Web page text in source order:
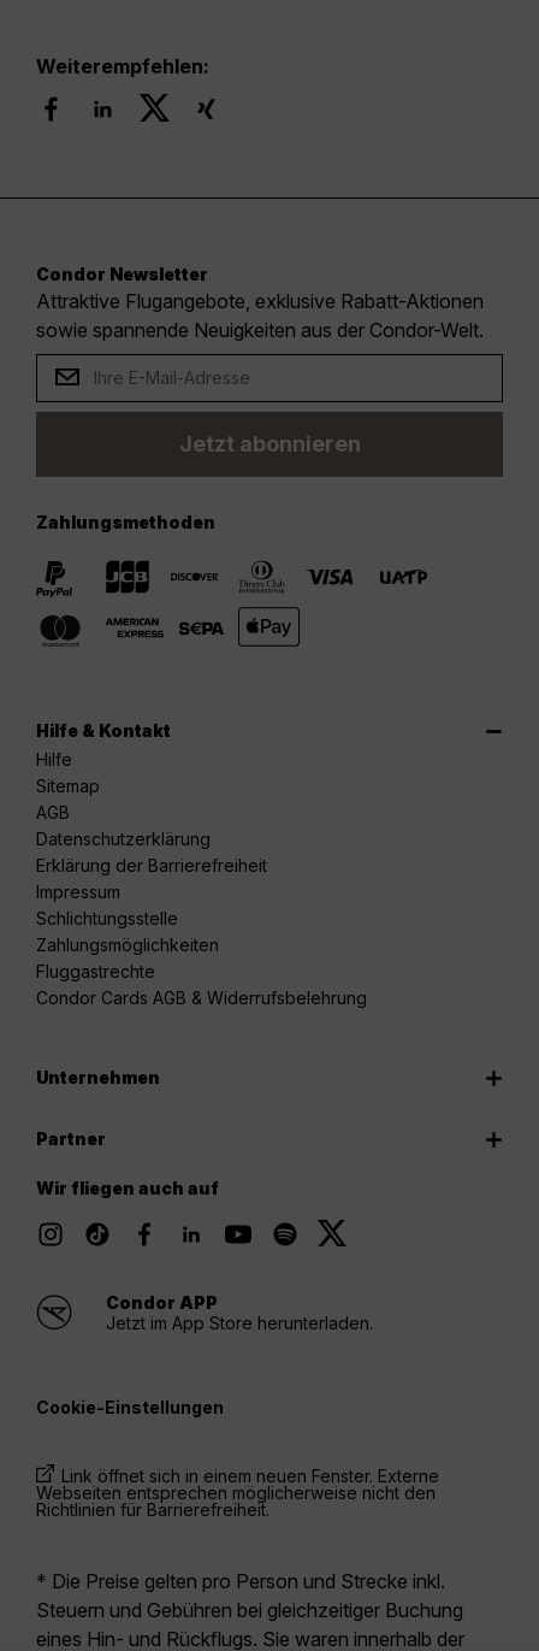
Weiterempfehlen:
Condor Newsletter
Attraktive Flugangebote, exklusive Rabatt-Aktionen
sowie spannende Neuigkeiten aus der Condor-Welt.
Jetzt abonnieren
Zahlungsmethoden
Hilfe & Kontakt
Hilfe
Sitemap
AGB
Datenschutzerklärung
Erklärung der Barrierefreiheit
Impressum
Schlichtungsstelle
Zahlungsmöglichkeiten
Fluggastrechte
Condor Cards AGB & Widerrufsbelehrung
Unternehmen
Partner
Wir fliegen auch auf
Condor APP
Jetzt im App Store herunterladen.
Cookie-Einstellungen
Link öffnet sich in einem neuen Fenster. Externe
Webseiten entsprechen möglicherweise nicht den
Richtlinien für Barrierefreiheit.
* Die Preise gelten pro Person und Strecke inkl.
Steuern und Gebühren bei gleichzeitiger Buchung
eines Hin- und Rückflugs. Sie waren innerhalb der